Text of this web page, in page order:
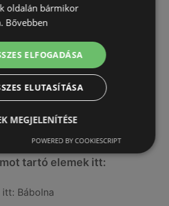
tartó elemek itt:
Bábolna
oldalán bármikor
Bővebben
ELFOGADÁSA
ELUTASÍTÁSA
MEGJELENÍTÉSE
POWERED BY COOKIESCRIPT